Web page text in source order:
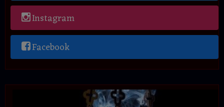
Instagram
Facebook